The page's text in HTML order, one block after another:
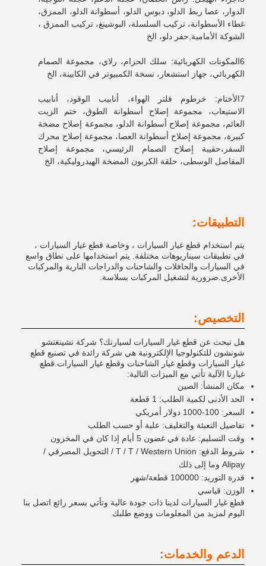
الدوار، عصا ربط الدلو، دبوس الدلو، أسطوانة الدلو، الممزق،
غطاء الأسطوانة، تركيب السلسلة، البوشينغ، تركيب الممزق ،
الشوكة الأمامية,حفر دلو، الخ
6المكونات الكهربائية: سلك الحزام، رلاي، مجموعة الصمام
الكهربائي، جهاز استشعار، نسخة الكمبيوتر في الكابينة، الخ
7الأختام: خرطوم فلتر الهواء، أنابيب الوقود، أنابيب
الاستيعاب، مجموعة إصلاح أسطوانة الطوق، ختم الزيت
العائم، مجموعة إصلاح أسطوانة الدلو، مجموعة إصلاح مضخة
كبيرة، مجموعة إصلاح أسطوانة العصا، مجموعة إصلاح محرك
السفر،حقيبة إصلاح الصمام الرئيسي، مجموعة إصلاح
المفاصل الوسطى، حلقة الكربون المضخة الهيدروليكية، الخ
التطبيقات:
يتم استخدام قطع غيار السيارات ، وخاصة قطع غيار السيارات ،
في تطبيقات سيناريوهات مختلفة. يتم استخدامها على نطاق واسع
في السيارات والحافلات والشاحنات والدراجات النارية والمركبات
الأخرى.ضرورية لتشغيل المركبات بسلاسة.
التخصيص:
هل تبحث عن قطع غيار السيارات لسيارتك؟ شركة تشينغتشو
شونشون للتكنولوجيا الإلكترونية هي شركة رائدة في تصنيع قطع
غيار السيارات وقطع غيار الشاحنات وقطع غيار السيارات.قطع
غيارنا الآلية تأتي مع الميزات التالية:
مكان المنشأ: الصين
الحد الأدنى لكمية الطلب: 1 قطعة
السعر: 100-1000 دولار أمريكي
تفاصيل التعبئة والتغليف: علبة أو حسب الطلب
وقت التسليم: عادة في غضون 5 أيام إذا كان في المخزون
شروط الدفع: T / T / Western Union / التحويل المصرفي /
Alipay وما إلى ذلك
قدرة التوريد: 100000 قطعة/شهر
الوزن: قياسي
قطع غيار السيارات لدينا ذات جودة عالية وتأتي بسعر رائع اتصل بنا
اليوم لمزيد من المعلومات ووضع طلبك
الدعم والخدمات: